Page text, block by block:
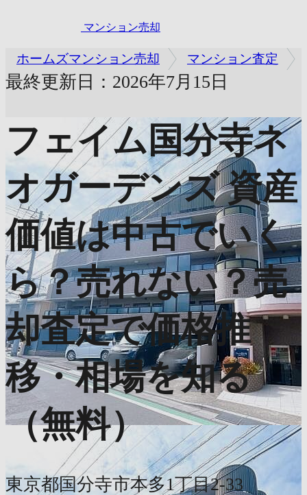
マンション売却
ホームズマンション売却 マンション査定
最終更新日：2026年7月15日
フェイム国分寺ネ
オガーデンズ 資産
価値は中古でいく
ら？売れない？売
却査定で価格推
移・相場を知る
（無料）
東京都国分寺市本多1丁目2-33